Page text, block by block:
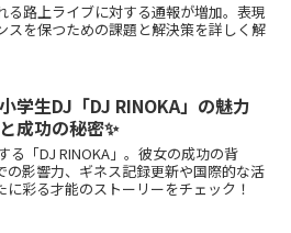
る路上ライブに対する通報が増加。表現
スを保つための課題と解決策を詳しく解
小学生DJ「DJ RINOKA」の魅力
と成功の秘密✨
る「DJ RINOKA」。彼女の成功の背
の影響力、ギネス記録更新や国際的な活
彩る才能のストーリーをチェック！